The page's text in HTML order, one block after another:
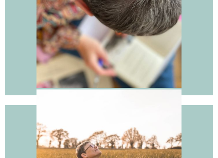
L’alignement de la tête, c’est avant tout la clarté mentale.
Il s’agit d’être en accord avec ses pensées, ses convictions
et ses objectifs. Lorsque notre esprit est aligné, nos
décisions sont plus éclairées, et nous sommes capables
de prendre des actions cohérentes avec nos aspirations
profondes
Le corps est notre fondation physique. Être aligné avec